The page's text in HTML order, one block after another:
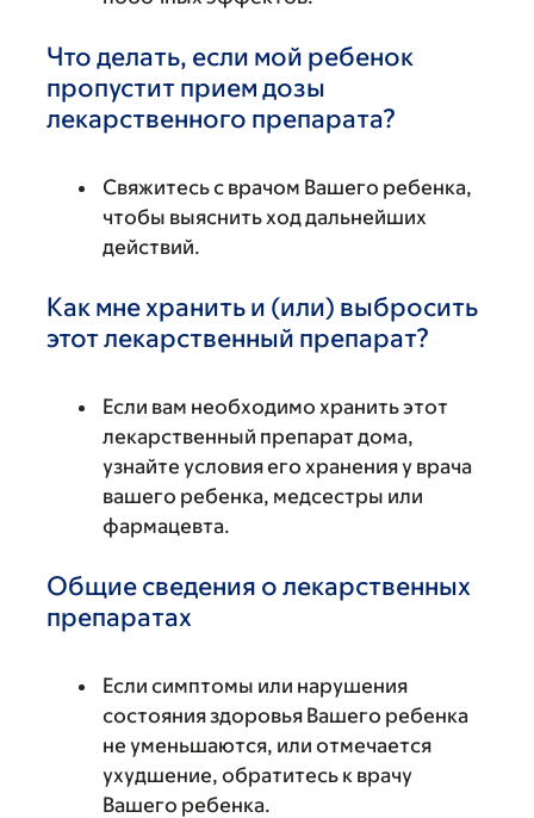
Что делать, если мой ребенок
пропустит прием дозы
лекарственного препарата?
Свяжитесь с врачом Вашего ребенка,
чтобы выяснить ход дальнейших
действий.
Как мне хранить и (или) выбросить
этот лекарственный препарат?
Если вам необходимо хранить этот
лекарственный препарат дома,
узнайте условия его хранения у врача
вашего ребенка, медсестры или
фармацевта.
Общие сведения о лекарственных
препаратах
Если симптомы или нарушения
состояния здоровья Вашего ребенка
не уменьшаются, или отмечается
ухудшение, обратитесь к врачу
Вашего ребенка.